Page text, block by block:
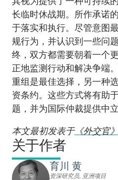
长临时休战期。所作承诺
于落实和执行。尽管意图
规行为，并认识到一些问
终，双方都需要朝着一个
正地监测行动和解决争端
重组是最佳选择，另一种
资条约。这些方式将有助
题，并为国际仲裁提供中立
本文最初发表于《外交官》
关于作者
育川 黄
资深研究员, 亚洲项目